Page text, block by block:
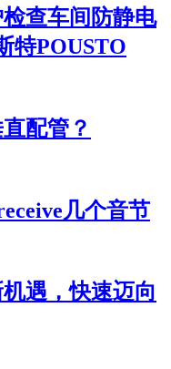
查车间防静电
特POUSTO
配管？
几个音节
遇，快速迈向